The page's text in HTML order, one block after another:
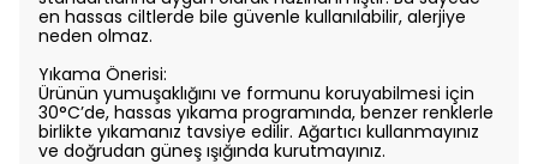
en hassas ciltlerde bile güvenle kullanılabilir, alerjiye
neden olmaz.
Yıkama Önerisi:
Ürünün yumuşaklığını ve formunu koruyabilmesi için
30°C’de, hassas yıkama programında, benzer renklerle
birlikte yıkamanız tavsiye edilir. Ağartıcı kullanmayınız
ve doğrudan güneş ışığında kurutmayınız.